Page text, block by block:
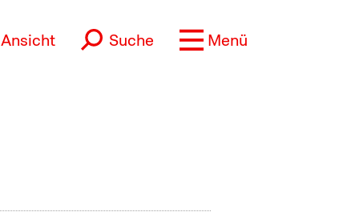
Ansicht Suche Menü